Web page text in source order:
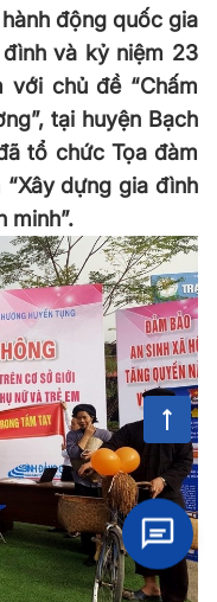
động quốc gia
và kỷ niệm 23
với chủ đề “Chấm
tại huyện Bạch
tổ chức Tọa đàm
dựng gia đình
minh”.